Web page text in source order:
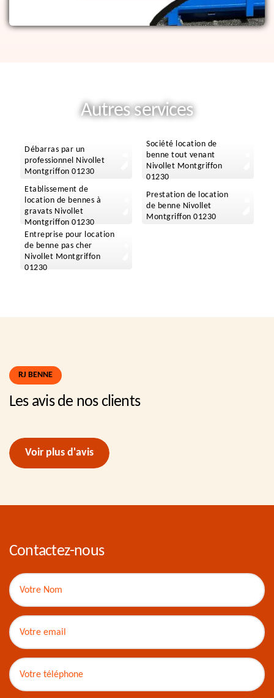
Autres services
Débarras par un
professionnel Nivollet
Montgriffon 01230
Société location de
benne tout venant
Nivollet Montgriffon
01230
Etablissement de
location de bennes à
gravats Nivollet
Montgriffon 01230
Prestation de location
de benne Nivollet
Montgriffon 01230
Entreprise pour location
de benne pas cher
Nivollet Montgriffon
01230
RJ BENNE
Les avis de nos clients
Voir plus d'avis
Contactez-nous